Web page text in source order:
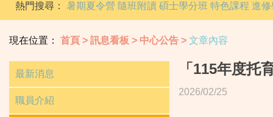
熱門搜尋： 暑期夏令營 隨班附讀 碩士學分班 特色課程 進
現在位置： 首頁 訊息看板 中心公告 文章內容
最新消息
職員介紹
「115年度托
2026/02/25